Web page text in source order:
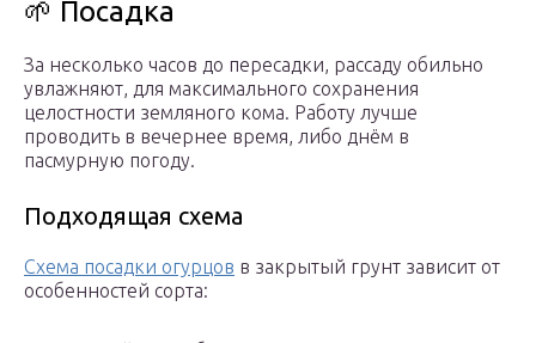
🌱 Посадка
За несколько часов до пересадки, рассаду обильно
увлажняют, для максимального сохранения
целостности земляного кома. Работу лучше
проводить в вечернее время, либо днём в
пасмурную погоду.
Подходящая схема
Схема посадки огурцов в закрытый грунт зависит от
особенностей сорта: